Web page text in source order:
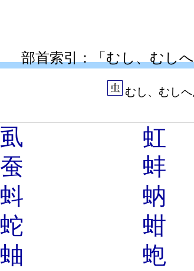
部首索引：「むし、むし
むし、むしへ
虱 虹
蚕 蚌
蚪 蚋
蛇 蚶
蚰 蚫